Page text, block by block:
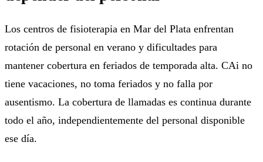
Los centros de fisioterapia en Mar del Plata enfrentan
rotación de personal en verano y dificultades para
mantener cobertura en feriados de temporada alta. CAi no
tiene vacaciones, no toma feriados y no falla por
ausentismo. La cobertura de llamadas es continua durante
todo el año, independientemente del personal disponible
ese día.